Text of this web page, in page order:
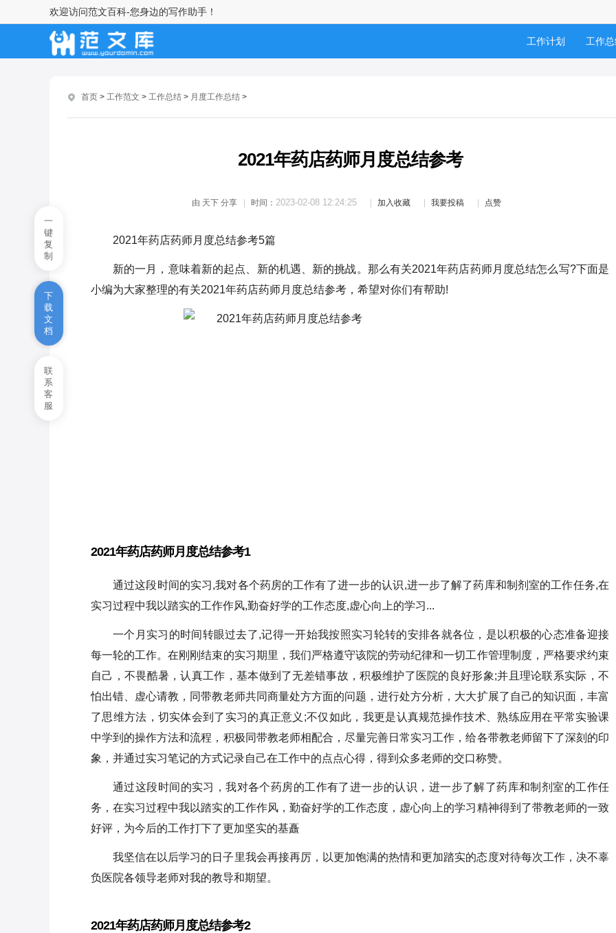
欢迎访问范文百科-您身边的写作助手！
工作计划 工作
首页 > 工作范文 > 工作总结 > 月度工作总结 >
2021年药店药师月度总结参考
由 天下 分享 时间： 2023-02-08 12:24:25 加入收藏 我要投稿 点赞
2021年药店药师月度总结参考5篇
新的一月，意味着新的起点、新的机遇、新的挑战。那么有关2021年药店药师月度总结怎么写?下面是
小编为大家整理的有关2021年药店药师月度总结参考，希望对你们有帮助!
2021年药店药师月度总结参考1
通过这段时间的实习,我对各个药房的工作有了进一步的认识,进一步了解了药库和制剂室的工作任务,在
实习过程中我以踏实的工作作风,勤奋好学的工作态度,虚心向上的学习...
一个月实习的时间转眼过去了,记得一开始我按照实习轮转的安排各就各位，是以积极的心态准备迎接
每一轮的工作。在刚刚结束的实习期里，我们严格遵守该院的劳动纪律和一切工作管理制度，严格要求约束
自己，不畏酷暑，认真工作，基本做到了无差错事故，积极维护了医院的良好形象;并且理论联系实际，不
怕出错、虚心请教，同带教老师共同商量处方方面的问题，进行处方分析，大大扩展了自己的知识面，丰富
了思维方法，切实体会到了实习的真正意义;不仅如此，我更是认真规范操作技术、熟练应用在平常实验课
中学到的操作方法和流程，积极同带教老师相配合，尽量完善日常实习工作，给各带教老师留下了深刻的印
象，并通过实习笔记的方式记录自己在工作中的点点心得，得到众多老师的交口称赞。
通过这段时间的实习，我对各个药房的工作有了进一步的认识，进一步了解了药库和制剂室的工作任
务，在实习过程中我以踏实的工作作风，勤奋好学的工作态度，虚心向上的学习精神得到了带教老师的一致
好评，为今后的工作打下了更加坚实的基矗
我坚信在以后学习的日子里我会再接再厉，以更加饱满的热情和更加踏实的态度对待每次工作，决不辜
负医院各领导老师对我的教导和期望。
2021年药店药师月度总结参考2
自来水月活动总结内容1500字
交通运输局年终总结范本
银保月度工作总结
学生会月度工作总结
职工月度个人工作总结
一
键
复
制
下
载
文
档
联
系
客
服